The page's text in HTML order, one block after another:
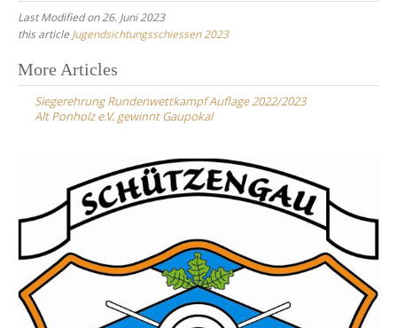
Last Modified on 26. Juni 2023
this article Jugendsichtungsschiessen 2023
Post
navigation
More Articles
Siegerehrung Rundenwettkampf Auflage 2022/2023
Alt Ponholz e.V. gewinnt Gaupokal